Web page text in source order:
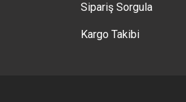
Sipariş Sorgula
Kargo Takibi